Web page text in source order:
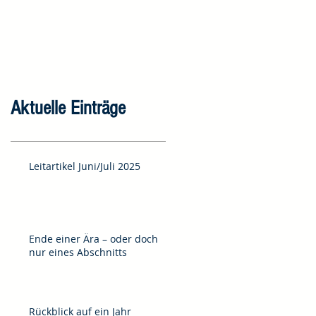
Aktuelle Einträge
Leitartikel Juni/Juli 2025
Ende einer Ära – oder doch
nur eines Abschnitts
Rückblick auf ein Jahr